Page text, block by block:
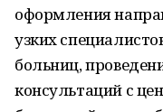
оформления
узких
больниц,
консультаций с